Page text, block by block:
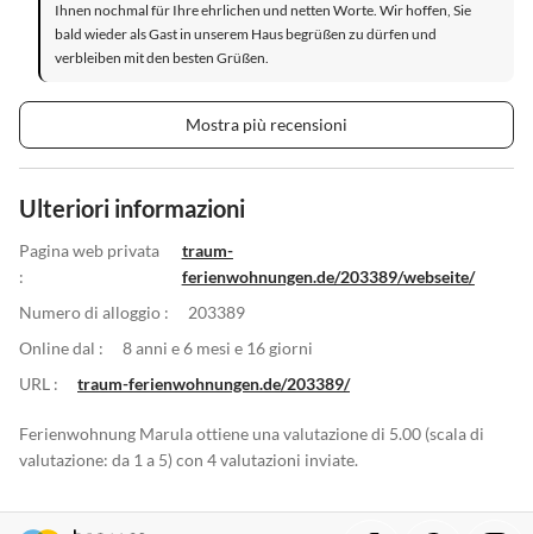
Ihnen nochmal für Ihre ehrlichen und netten Worte. Wir hoffen, Sie
bald wieder als Gast in unserem Haus begrüßen zu dürfen und
verbleiben mit den besten Grüßen.
Mostra più recensioni
Ulteriori informazioni
Pagina web privata
:
traum-
ferienwohnungen.de/203389/webseite/
Numero di alloggio :
203389
Online dal :
8 anni e 6 mesi e 16 giorni
URL :
traum-ferienwohnungen.de/203389/
Ferienwohnung Marula ottiene una valutazione di 5.00 (scala di
valutazione: da 1 a 5) con 4 valutazioni inviate.